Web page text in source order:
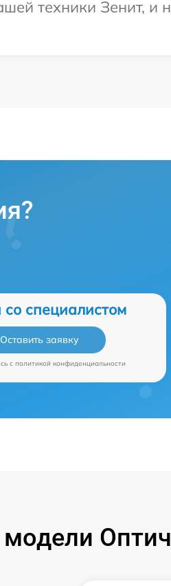
техники Зенит, и
со специалистом
Оставить заявку
c политикой конфиденциальности